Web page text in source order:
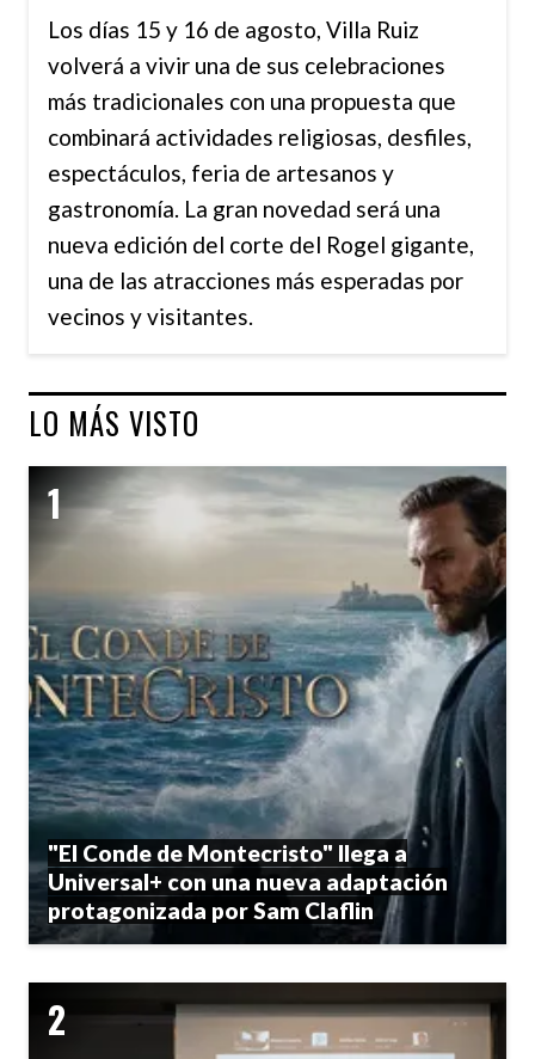
Los días 15 y 16 de agosto, Villa Ruiz
volverá a vivir una de sus celebraciones
más tradicionales con una propuesta que
combinará actividades religiosas, desfiles,
espectáculos, feria de artesanos y
gastronomía. La gran novedad será una
nueva edición del corte del Rogel gigante,
una de las atracciones más esperadas por
vecinos y visitantes.
LO MÁS VISTO
"El Conde de Montecristo" llega a
Universal+ con una nueva adaptación
protagonizada por Sam Claflin